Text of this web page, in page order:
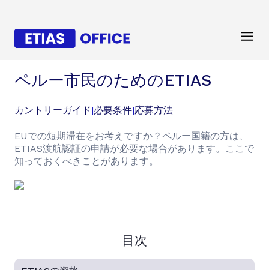
ペルー市民のためのETIAS
カントリーガイド|必要条件|応募方法
EUでの短期滞在をお考えですか？ペルー国籍の方は、
ETIAS渡航認証の申請が必要な場合があります。ここで
知っておくべきことがあります。
目次